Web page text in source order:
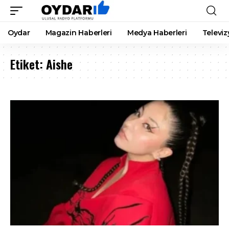
Oydar Magazin Haberleri Medya Haberleri
Etiket:Aishe